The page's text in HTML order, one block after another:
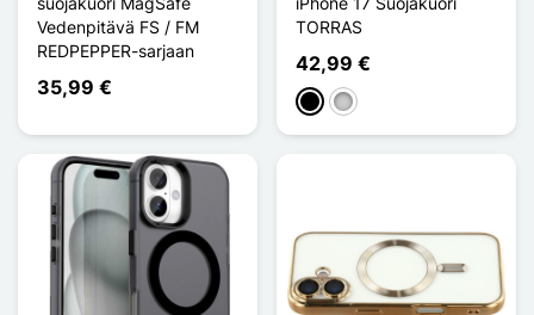
Vedenpitävä FS / FM
REDPEPPER-sarjaan
35,99 €
TORRAS
42,99 €
MustaTransparent